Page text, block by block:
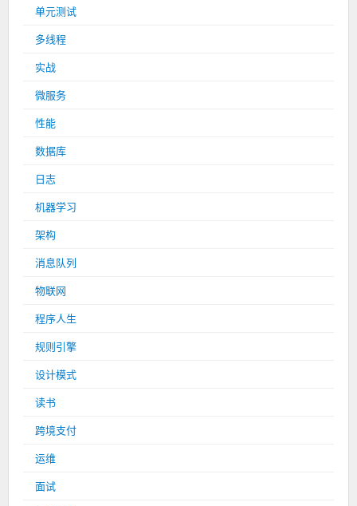
单元测试
多线程
实战
微服务
性能
数据库
日志
机器学习
架构
消息队列
物联网
程序人生
规则引擎
设计模式
读书
跨境支付
运维
面试